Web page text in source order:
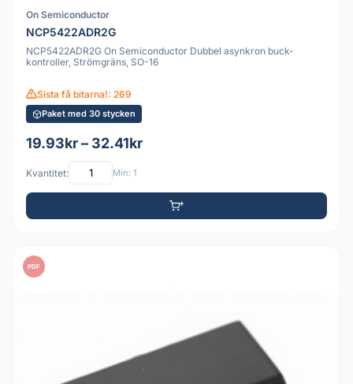
On Semiconductor
NCP5422ADR2G
NCP5422ADR2G On Semiconductor Dubbel asynkron buck-
kontroller, Strömgräns, SO-16
Sista få bitarna!: 269
Paket med 30 stycken
19.93kr – 32.41kr
Kvantitet: Min: 1
PDF